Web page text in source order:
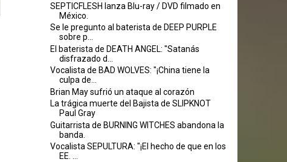
SEPTICFLESH lanza Blu-ray / DVD filmado en
México.
Se le pregunto al baterista de DEEP PURPLE
sobre p...
El baterista de DEATH ANGEL: "Satanás
disfrazado d...
Vocalista de BAD WOLVES: "¡China tiene la
culpa de...
Brian May sufrió un ataque al corazón
La trágica muerte del Bajista de SLIPKNOT
Paul Gray
Guitarrista de BURNING WITCHES abandona la
banda.
Vocalista SEPULTURA: "¡El hecho de que en los
EE. ...